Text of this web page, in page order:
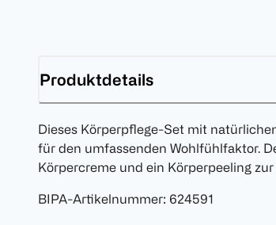
Produktdetails
Dieses Körperpflege-Set mit
für den umfassenden Wohlfühlfaktor.
Körpercreme und ein Körperpeeling
BIPA-Artikelnummer: 624591